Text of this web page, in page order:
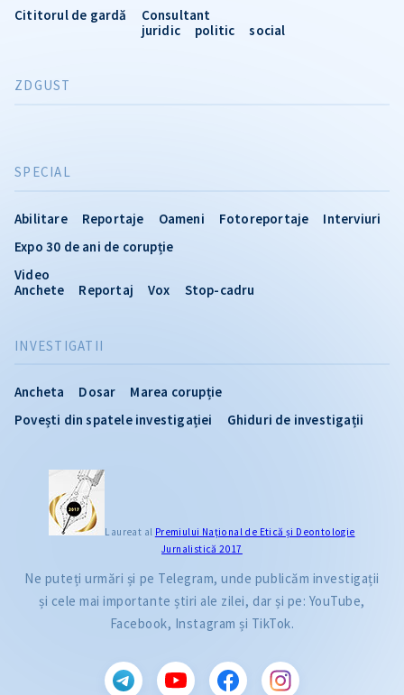
INVESTIGATII
Ancheta Dosar
Marea corupție
Povești din spatele investigației
Ghiduri de investigații
SPECIAL
Abilitare Reportaje Oameni Fotoreportaje
Interviuri
Expo 30 de ani de corupție
Video
Anchete
Reportaj Vox Stop-cadru
Cititorul de gardă
Consultant
juridic
politic social
ZDGUST
Laureat al Premiului Naţional de Etică și Deontologie
Jurnalistică 2017
Ne puteți urmări și pe Telegram, unde publicăm investigații
și cele mai importante știri ale zilei, dar și pe: YouTube,
Facebook, Instagram și TikTok.